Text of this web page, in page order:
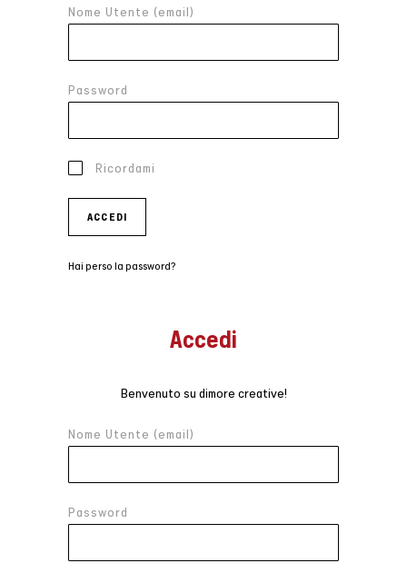
Nome Utente (email)
Password
Ricordami
ACCEDI
Hai perso la password?
Accedi
Benvenuto su dimore creative!
Nome Utente (email)
Password